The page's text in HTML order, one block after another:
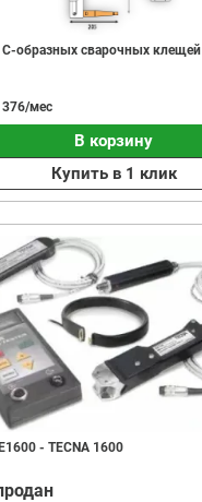
образных сварочных клещей
376/мес
В корзину
Купить в 1 клик
- TECNA 1600